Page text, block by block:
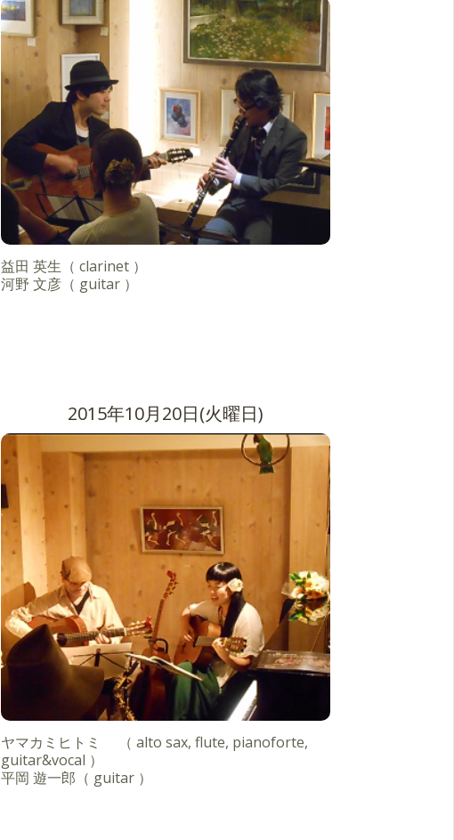
益田 英生（ clarinet ）
河野 文彦（ guitar ）
2015年10月20日(火曜日)
ヤマカミヒトミ （ alto sax, flute, pianoforte,
guitar&vocal ）
平岡 遊一郎（ guitar ）